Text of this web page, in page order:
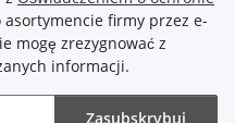
firmy przez e-
mogę zrezygnować z
informacji.
Zasubskrybuj